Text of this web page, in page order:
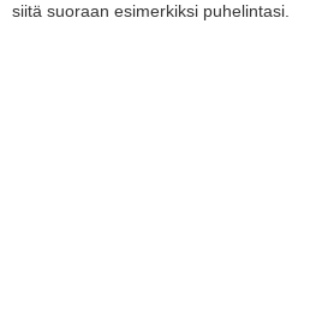
siitä suoraan esimerkiksi puhelintasi.